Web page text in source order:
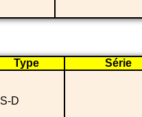
Type Série
D